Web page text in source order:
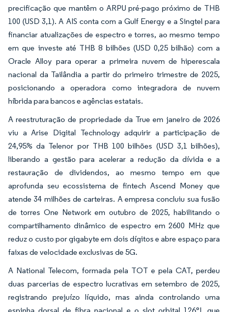
precificação que mantêm o ARPU pré-pago próximo de THB
100 (USD 3,1). A AIS conta com a Gulf Energy e a Singtel para
financiar atualizações de espectro e torres, ao mesmo tempo
em que investe até THB 8 bilhões (USD 0,25 bilhão) com a
Oracle Alloy para operar a primeira nuvem de hiperescala
nacional da Tailândia a partir do primeiro trimestre de 2025,
posicionando a operadora como integradora de nuvem
híbrida para bancos e agências estatais.
A reestruturação de propriedade da True em janeiro de 2026
viu a Arise Digital Technology adquirir a participação de
24,95% da Telenor por THB 100 bilhões (USD 3,1 bilhões),
liberando a gestão para acelerar a redução da dívida e a
restauração de dividendos, ao mesmo tempo em que
aprofunda seu ecossistema de fintech Ascend Money que
atende 34 milhões de carteiras. A empresa concluiu sua fusão
de torres One Network em outubro de 2025, habilitando o
compartilhamento dinâmico de espectro em 2600 MHz que
reduz o custo por gigabyte em dois dígitos e abre espaço para
faixas de velocidade exclusivas de 5G.
A National Telecom, formada pela TOT e pela CAT, perdeu
duas parcerias de espectro lucrativas em setembro de 2025,
registrando prejuízo líquido, mas ainda controlando uma
espinha dorsal de fibra nacional e o slot orbital 126°L que